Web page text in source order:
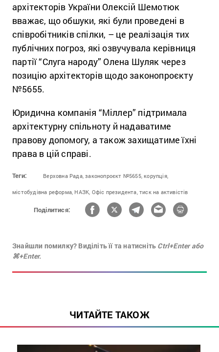
архітекторів України Олексій Шемотюк
вважає, що обшуки, які були проведені в
співробітників спілки, – це реалізація тих
публічних погроз, які озвучувала керівниця
партії “Слуга народу” Олена Шуляк через
позицію архітекторів щодо законопроєкту
№5655.
Юридична компанія “Міллер” підтримала
архітектурну спільноту й надаватиме
правову допомогу, а також захищатиме їхні
права в цій справі.
Теги: Верховна Рада, законопроєкт №5655, корупція,
містобудівна реформа, НАЗК, Офіс президента, тиск на активістів
Поділитися:
Знайшли помилку? Виділіть її та натисніть Ctrl+Enter або
⌘+Enter.
ЧИТАЙТЕ ТАКОЖ